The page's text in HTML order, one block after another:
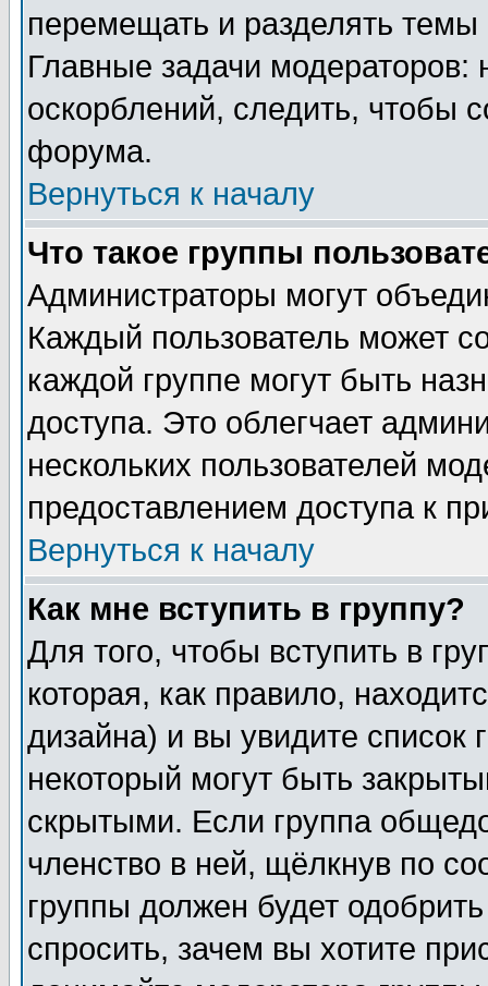
перемещать и разделять
Главные задачи
оскорблений, следить, чтобы
форума.
Вернуться к началу
Что такое группы
Администраторы могут
Каждый пользователь может
каждой группе могут быть
доступа. Это облегчает
нескольких пользователей
предоставлением доступа к
Вернуться к началу
Как мне вступить в группу?
Для того, чтобы вступить в
которая, как правило,
дизайна) и вы увидите список
некоторый могут быть
скрытыми. Если группа
членство в ней, щёлкнув по
группы должен будет
спросить, зачем вы хотите